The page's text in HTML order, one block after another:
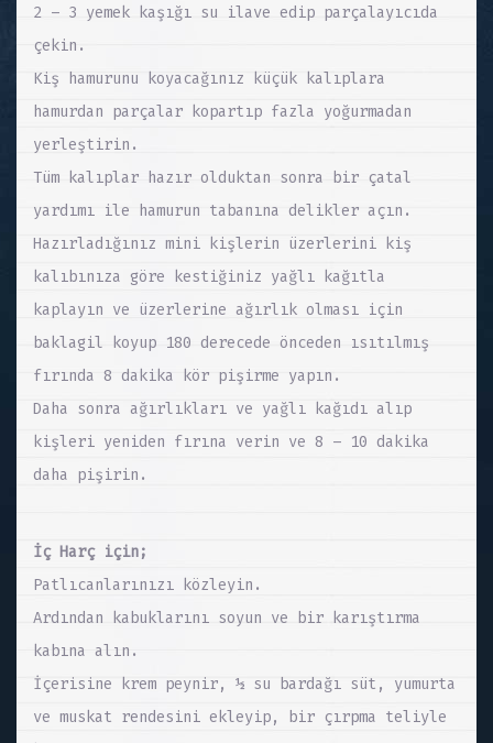
2 – 3 yemek kaşığı su ilave edip parçalayıcıda
çekin.
Kiş hamurunu koyacağınız küçük kalıplara
hamurdan parçalar kopartıp fazla yoğurmadan
yerleştirin.
Tüm kalıplar hazır olduktan sonra bir çatal
yardımı ile hamurun tabanına delikler açın.
Hazırladığınız mini kişlerin üzerlerini kiş
kalıbınıza göre kestiğiniz yağlı kağıtla
kaplayın ve üzerlerine ağırlık olması için
baklagil koyup 180 derecede önceden ısıtılmış
fırında 8 dakika kör pişirme yapın.
Daha sonra ağırlıkları ve yağlı kağıdı alıp
kişleri yeniden fırına verin ve 8 – 10 dakika
daha pişirin.
İç Harç için;
Patlıcanlarınızı közleyin.
Ardından kabuklarını soyun ve bir karıştırma
kabına alın.
İçerisine krem peynir, ½ su bardağı süt, yumurta
ve muskat rendesini ekleyip, bir çırpma teliyle